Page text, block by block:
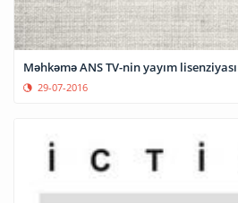
Məhkəmə ANS TV-nin yayım
29-07-2016